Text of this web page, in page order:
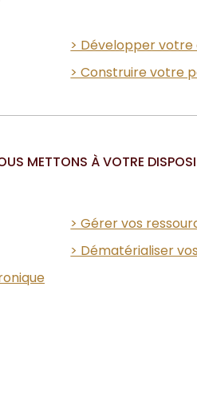
> Développer
> Construire votre
METTONS À VOTRE
> Gérer vos
> Dématérialiser